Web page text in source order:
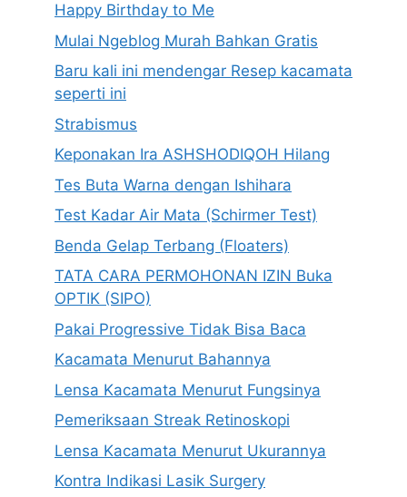
Happy Birthday to Me
Mulai Ngeblog Murah Bahkan Gratis
Baru kali ini mendengar Resep kacamata
seperti ini
Strabismus
Keponakan Ira ASHSHODIQOH Hilang
Tes Buta Warna dengan Ishihara
Test Kadar Air Mata (Schirmer Test)
Benda Gelap Terbang (Floaters)
TATA CARA PERMOHONAN IZIN Buka
OPTIK (SIPO)
Pakai Progressive Tidak Bisa Baca
Kacamata Menurut Bahannya
Lensa Kacamata Menurut Fungsinya
Pemeriksaan Streak Retinoskopi
Lensa Kacamata Menurut Ukurannya
Kontra Indikasi Lasik Surgery